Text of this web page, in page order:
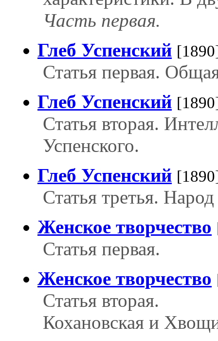
Часть первая.
Глеб Успенский
Статья первая.
Глеб Успенский
Статья вторая.
Успенского.
Глеб Успенский
Статья третья.
Женское творчество
Статья первая.
Женское творчество
Статья вторая.
Кохановская и